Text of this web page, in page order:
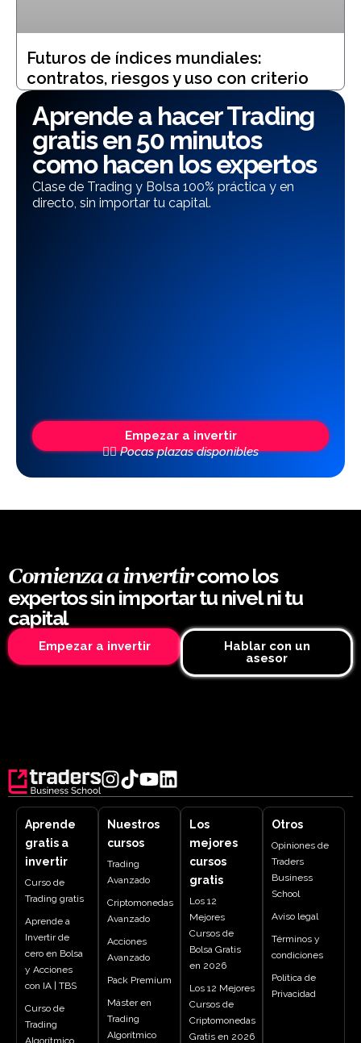
Futuros de índices mundiales:
contratos, riesgos y uso con criterio
Aprende a hacer Trading
gratis en 50 minutos
como hacen los expertos
Clase de Trading y Bolsa 100% práctica y en
directo, sin importar tu capital.
Empezar a invertir
👆🏼 Pocas plazas disponibles
Comienza a invertircomo los
expertos sin importar tu nivel ni tu
capital
Empezar a invertir
Hablar con un
asesor
Aprende
gratis a
invertir
Curso de
Trading gratis
Aprende a
Invertir de
cero en Bolsa
y Acciones
con IA | TBS
Curso de
Trading
Algorítmico
Nuestros
cursos
Trading
Avanzado
Criptomonedas
Avanzado
Acciones
Avanzado
Pack Premium
Máster en
Trading
Algorítmico
Los
mejores
cursos
gratis
Los 12
Mejores
Cursos de
Bolsa Gratis
en 2026
Los 12 Mejores
Cursos de
Criptomonedas
Gratis en 2026
Otros
Opiniones de
Traders
Business
School
Aviso legal
Términos y
condiciones
Política de
Privacidad